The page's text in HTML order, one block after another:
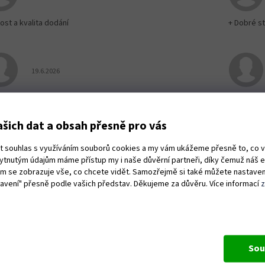
dat a obsah přesně pro vás
souhlas s využíváním souborů cookies a my vám ukážeme přesně to, co
údajům máme přístup my i naše důvěrní partneři, díky čemuž náš
se zobrazuje vše, co chcete vidět. Samozřejmě si také můžete
přesně podle vašich představ. Děkujeme za důvěru. Více informací
a kvalita dodání + Dobré
Hodnocení obchodu je 5 z 5 hvězdiček.
19.6.2026